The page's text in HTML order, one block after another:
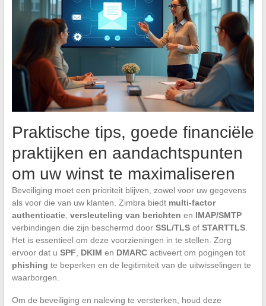
Praktische tips, goede financiële
praktijken en aandachtspunten
om uw winst te maximaliseren
Beveiliging moet een prioriteit blijven, zowel voor uw gegevens
als voor die van uw klanten. Zimbra biedt multi-factor
authenticatie, versleuteling van berichten en IMAP/SMTP
verbindingen die zijn beschermd door SSL/TLSof STARTTLS.
Het is essentieel om deze voorzieningen in te stellen. Zorg
ervoor dat u SPF DKIM en DMARCactiveert om pogingen tot
phishing te beperken en de legitimiteit van de uitwisselingen te
waarborgen.
Om de beveiliging en naleving te versterken, houd deze